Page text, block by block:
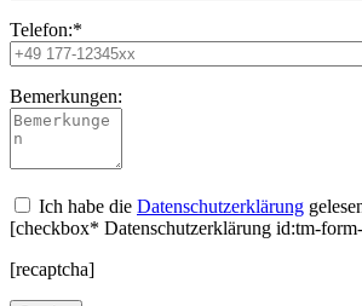
Telefon:*
Bemerkungen:
Ich habe die Datenschutzerklärung
[checkbox* Datenschutzerklärung id:tm-
[recaptcha]